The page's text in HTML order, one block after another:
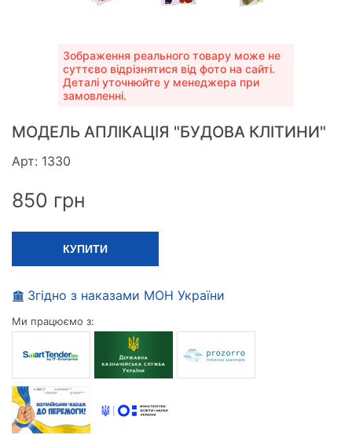
Зображення реального товару може не
суттєво відрізнятися від фото на сайті.
Деталі уточнюйте у менеджера при
замовленні.
МОДЕЛЬ АПЛІКАЦІЯ "БУДОВА КЛІТИНИ"
Арт: 1330
850 грн
КУПИТИ
Згідно з наказами МОН України
Ми працюємо з: